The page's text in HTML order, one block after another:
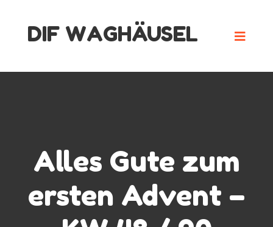
DIF WAGHÄUSEL
Alles Gute zum
ersten Advent –